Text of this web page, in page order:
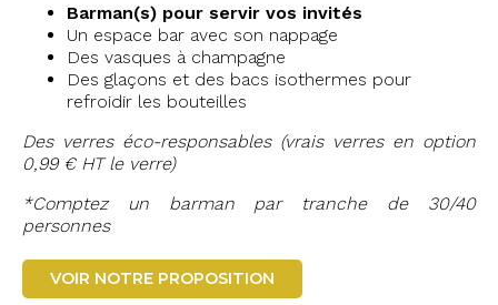
Barman(s) pour servir vos invités
Un espace bar avec son nappage
Des vasques à champagne
Des glaçons et des bacs isothermes pour
refroidir les bouteilles
Des verres éco-responsables (vrais verres en option
0,99 € HT le verre)
*Comptez un barman par tranche de 30/40
personnes
VOIR NOTRE PROPOSITION